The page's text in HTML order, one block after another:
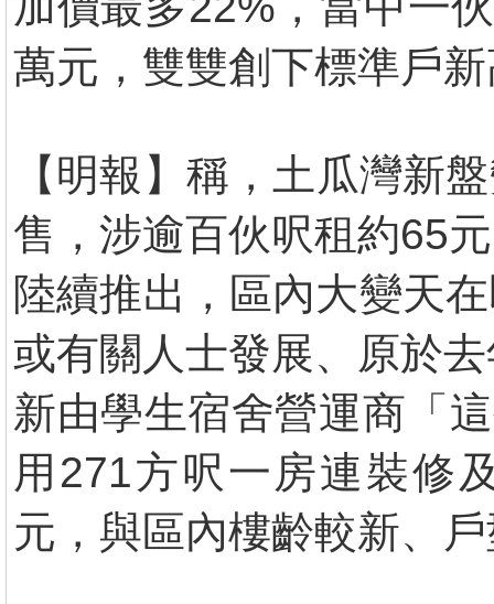
萬元，雙雙創下標準戶
【明報】稱，土瓜灣新
售，涉逾百伙呎租約65
陸續推出，區內大變天
或有關人士發展、原於
新由學生宿舍營運商「
用271方呎一房連裝修
元，與區內樓齡較新、